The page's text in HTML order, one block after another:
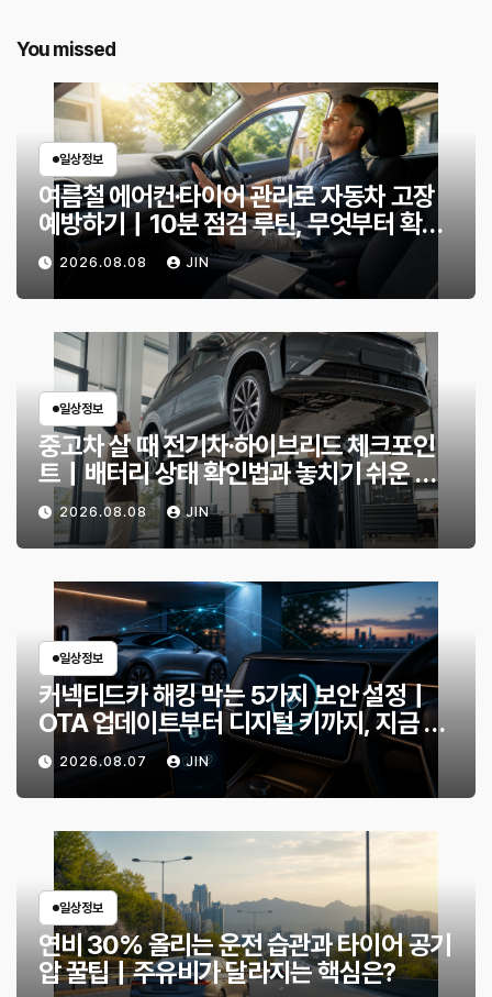
You missed
일상정보
여름철 에어컨·타이어 관리로 자동차 고장
예방하기｜10분 점검 루틴, 무엇부터 확인
할까?
2026.08.08 JIN
일상정보
중고차 살 때 전기차·하이브리드 체크포인
트｜배터리 상태 확인법과 놓치기 쉬운 위
험 신호
2026.08.08 JIN
일상정보
커넥티드카 해킹 막는 5가지 보안 설정｜
OTA 업데이트부터 디지털 키까지, 지금 확
인할 것은?
2026.08.07 JIN
일상정보
연비 30% 올리는 운전 습관과 타이어 공기
압 꿀팁｜주유비가 달라지는 핵심은?